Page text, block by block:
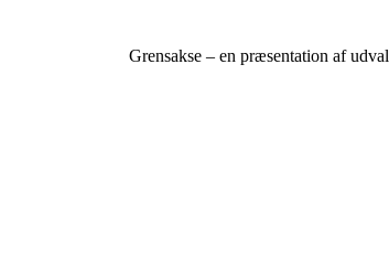
Grensakse – en præsentation af